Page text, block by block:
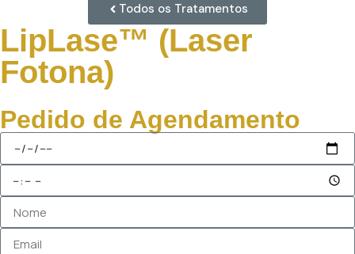
Todos os Tratamentos
LipLase™ (Laser
Fotona)
Pedido de Agendamento